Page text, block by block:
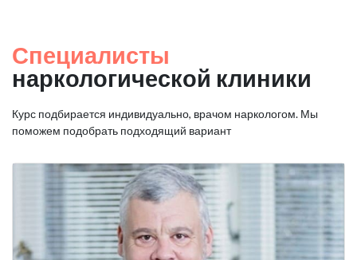
Специалисты
наркологической клиники
Курс подбирается индивидуально, врачом наркологом. Мы
поможем подобрать подходящий вариант